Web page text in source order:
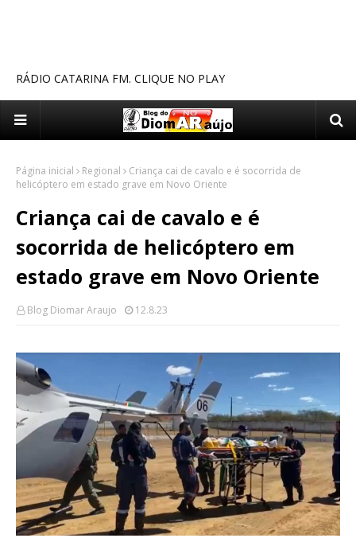
RÁDIO CATARINA FM. CLIQUE NO PLAY
Página inicial Regional
Criança cai de cavalo e é socorrida de
helicóptero em estado grave em Novo Oriente
Criança cai de cavalo e é
socorrida de helicóptero em
estado grave em Novo Oriente
Blog Diomar Araujo 12.8.23